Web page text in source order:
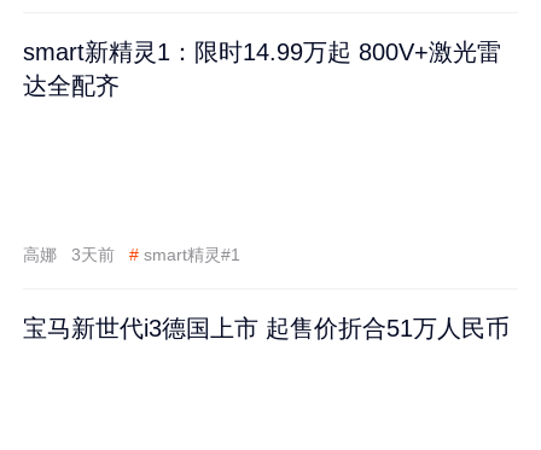
smart新精灵1：限时14.99万起 800V+激光雷
达全配齐
高娜 3天前 # smart精灵#1
宝马新世代i3德国上市 起售价折合51万人民币